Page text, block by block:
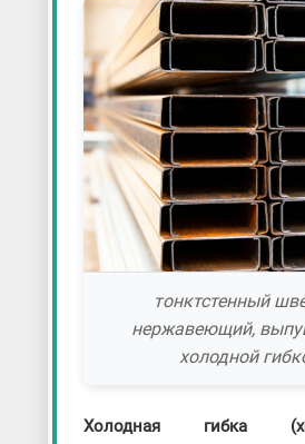
тонктстенный
нержавеющий,
холодной
Холодная гибка